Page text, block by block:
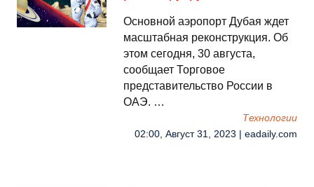
Основной аэропорт Дубая ждет
масштабная реконструкция. Об
этом сегодня, 30 августа,
сообщает Торговое
представительство России в
ОАЭ. …
Технологии
02:00, Август 31, 2023 | eadaily.com